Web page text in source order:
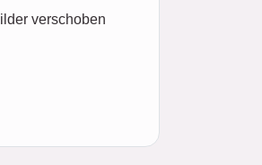
verschoben